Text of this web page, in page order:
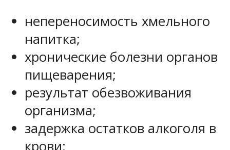
непереносимость хмельного
напитка;
хронические болезни органов
пищеварения;
результат обезвоживания
организма;
задержка остатков алкоголя в
крови;